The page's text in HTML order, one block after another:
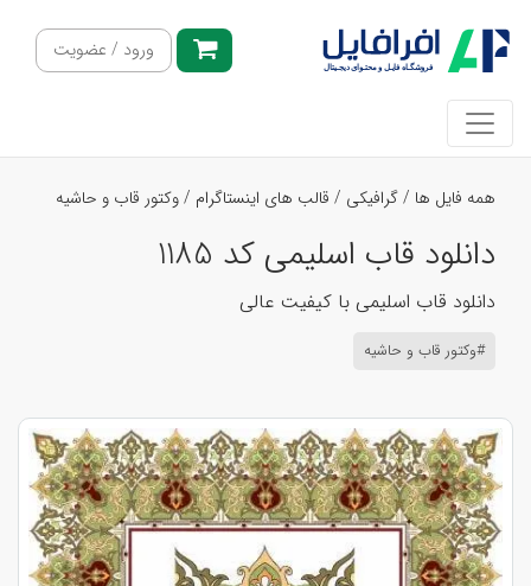
ورود / عضویت
همه فایل ها /گرافیکی / قالب های اینستاگرام /وکتور قاب و حاشیه
دانلود قاب اسلیمی کد 1185
دانلود قاب اسلیمی با کیفیت عالی
#وکتور قاب و حاشیه